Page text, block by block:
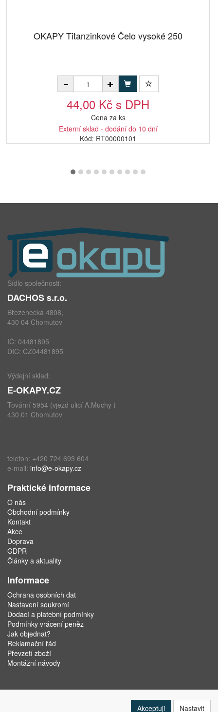
OKAPY Titanzinkové Čelo vysoké 250
44,00 Kč s DPH
Cena za ks
Externí sklad - dodání do 10 dní
Kód: RT00000101
Sídlo společnosti:
DACHOS s.r.o.
Březenecká 4808,
430 04 Chomutov
IČ: 04481895
DIČ: CZ04481895
Výdejní sklad:
E-OKAPY.CZ
Tovární 5954 (vjezd ulicí A.Muchy )
430 01 Chomutov
telefon: +420 724 693 604
e-mail: info@e-okapy.cz
Praktické informace
O nás
Obchodní podmínky
Kontakt
Akce
Doprava
GDPR
Články a aktuality
Informace
Ochrana osobních dat
Nastavení soukromí
Dodací a platební podmínky
Podmínky vrácení peněz
Jak objednat?
Reklamační řád
Převzetí zboží
Montážní návody
Akceptuji Nastavit